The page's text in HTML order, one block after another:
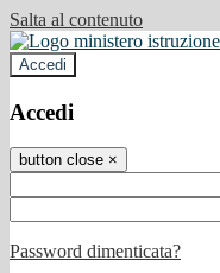
Salta al contenuto
Accedi
Accedi
button close ×
Password dimenticata?